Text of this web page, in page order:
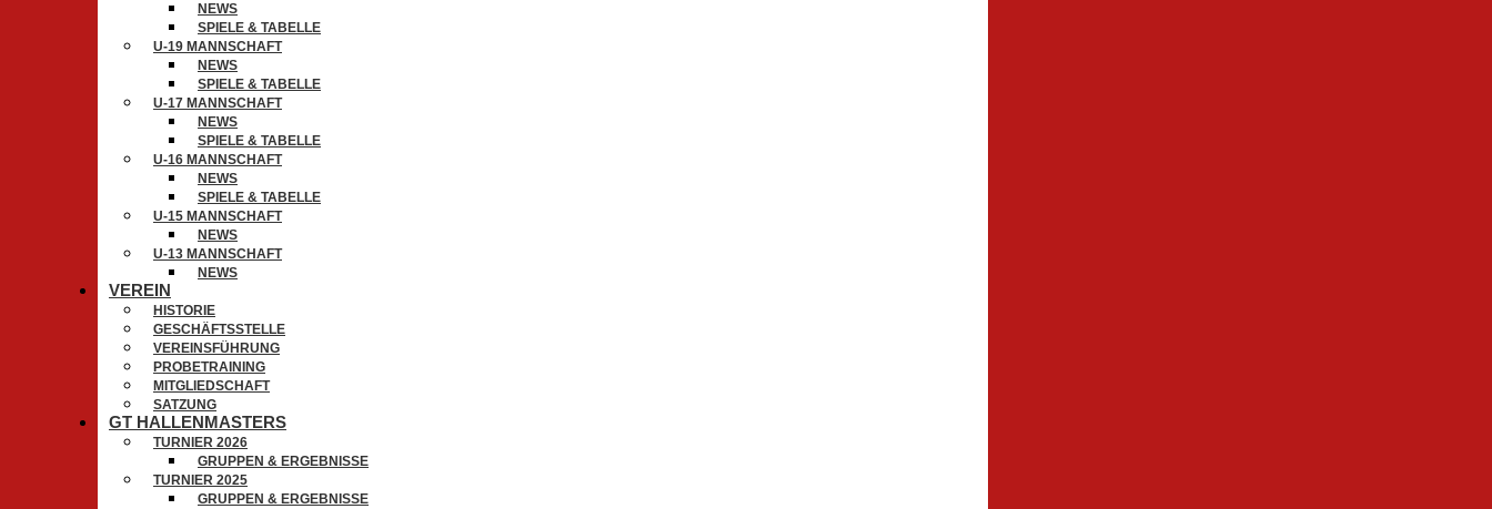
NEWS
SPIELE & TABELLE
U-19 MANNSCHAFT
NEWS
SPIELE & TABELLE
U-17 MANNSCHAFT
NEWS
SPIELE & TABELLE
U-16 MANNSCHAFT
NEWS
SPIELE & TABELLE
U-15 MANNSCHAFT
NEWS
U-13 MANNSCHAFT
NEWS
VEREIN
HISTORIE
GESCHÄFTSSTELLE
VEREINSFÜHRUNG
PROBETRAINING
MITGLIEDSCHAFT
SATZUNG
GT HALLENMASTERS
TURNIER 2026
GRUPPEN & ERGEBNISSE
TURNIER 2025
GRUPPEN & ERGEBNISSE